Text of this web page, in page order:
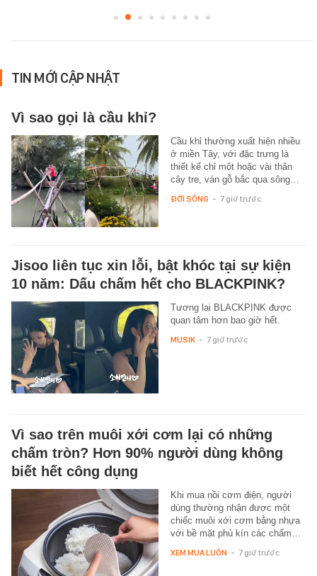
TIN MỚI CẬP NHẬT
Vì sao gọi là cầu khỉ?
Cầu khỉ thường xuất hiện nhiều
ở miền Tây, với đặc trưng là
thiết kế chỉ một hoặc vài thân
cây tre, ván gỗ bắc qua sông…
ĐỜI SỐNG - 7 giờ trước
Jisoo liên tục xin lỗi, bật khóc tại sự kiện
10 năm: Dấu chấm hết cho BLACKPINK?
Tương lai BLACKPINK được
quan tâm hơn bao giờ hết.
MUSIK - 7 giờ trước
Vì sao trên muôi xới cơm lại có những
chấm tròn? Hơn 90% người dùng không
biết hết công dụng
Khi mua nồi cơm điện, người
dùng thường nhận được một
chiếc muôi xới cơm bằng nhựa
với bề mặt phủ kín các chấm…
XEM MUA LUÔN - 7 giờ trước